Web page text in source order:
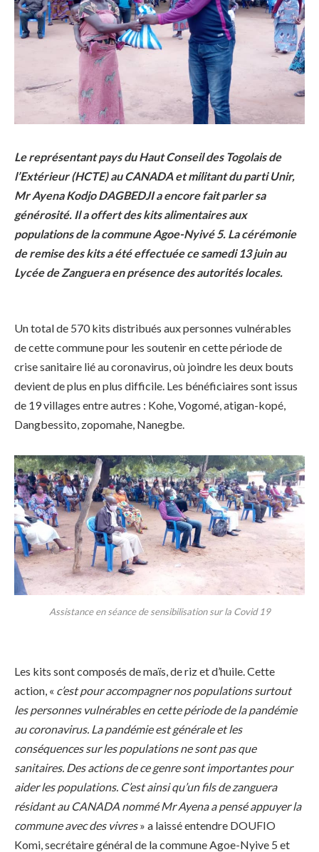
Le représentant pays du Haut Conseil des Togolais de
l’Extérieur (HCTE) au CANADA et militant du parti Unir,
Mr Ayena Kodjo DAGBEDJI a encore fait parler sa
générosité. Il a offert des kits alimentaires aux
populations de la commune Agoe-Nyivé 5. La cérémonie
de remise des kits a été effectuée ce samedi 13 juin au
Lycée de Zanguera en présence des autorités locales.
Un total de 570 kits distribués aux personnes vulnérables
de cette commune pour les soutenir en cette période de
crise sanitaire lié au coronavirus, où joindre les deux bouts
devient de plus en plus difficile. Les bénéficiaires sont issus
de 19 villages entre autres : Kohe, Vogomé, atigan-kopé,
Dangbessito, zopomahe, Nanegbe.
Assistance en séance de sensibilisation sur la Covid 19
Les kits sont composés de maïs, de riz et d’huile. Cette
action, « c’est pour accompagner nos populations surtout
les personnes vulnérables en cette période de la pandémie
au coronavirus. La pandémie est générale et les
conséquences sur les populations ne sont pas que
sanitaires. Des actions de ce genre sont importantes pour
aider les populations. C’est ainsi qu’un fils de zanguera
résidant au CANADA nommé Mr Ayena a pensé appuyer la
commune avec des vivres» a laissé entendre DOUFIO
Komi, secrétaire général de la commune Agoe-Nyive 5 et